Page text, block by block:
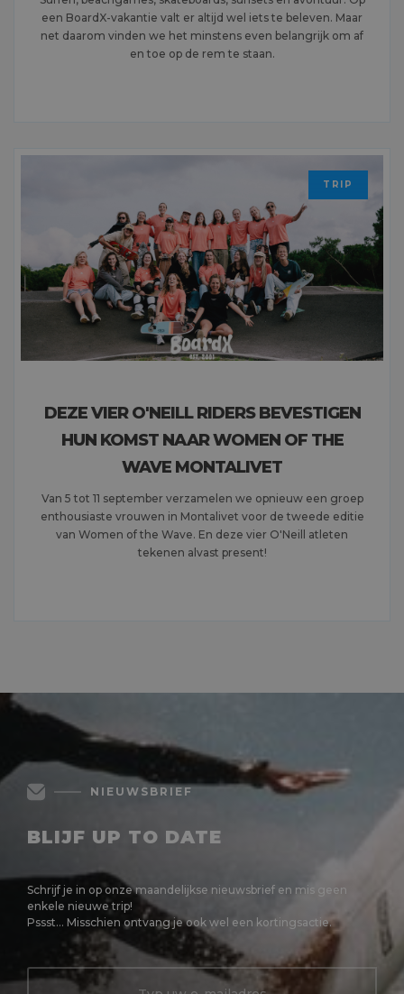
een BoardX-vakantie valt er altijd wel iets te beleven. Maar
net daarom vinden we het minstens even belangrijk om af
en toe op de rem te staan.
TRIP
DEZE VIER O'NEILL RIDERS BEVESTIGEN
HUN KOMST NAAR WOMEN OF THE
WAVE MONTALIVET
Van 5 tot 11 september verzamelen we opnieuw een groep
enthousiaste vrouwen in Montalivet voor de tweede editie
van Women of the Wave. En deze vier O'Neill atleten
tekenen alvast present!
NIEUWSBRIEF
BLIJF UP TO DATE
Schrijf je in op onze maandelijkse nieuwsbrief en mis geen
enkele nieuwe trip!
Pssst... Misschien ontvang je ook wel een kortingsactie.